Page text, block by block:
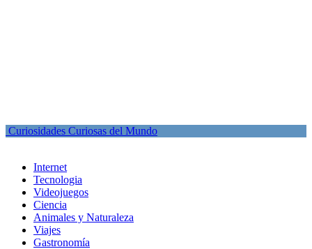
Curiosidades Curiosas del Mundo
Internet
Tecnologia
Videojuegos
Ciencia
Animales y Naturaleza
Viajes
Gastronomía